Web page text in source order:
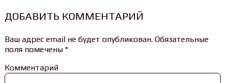
ДОБАВИТЬ КОММЕНТАРИЙ
Ваш адрес email не будет опубликован.Обязательные
поля помечены *
Комментарий